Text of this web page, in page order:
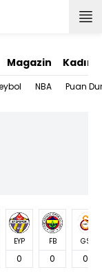
Magazin Kadın
NBA Puan
EYP
0
FB
0
GS
0